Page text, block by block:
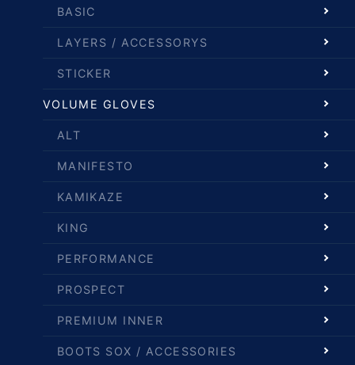
BASIC
LAYERS / ACCESSORYS
STICKER
VOLUME GLOVES
ALT
MANIFESTO
KAMIKAZE
KING
PERFORMANCE
PROSPECT
PREMIUM INNER
BOOTS SOX / ACCESSORIES